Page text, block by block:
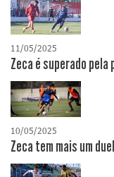
11/05/2025
Zeca é superado
10/05/2025
Zeca tem mais um